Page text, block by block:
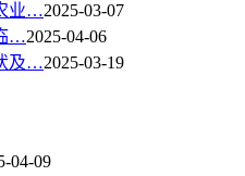
业…2025-03-07
…2025-04-06
及…2025-03-19
04-09